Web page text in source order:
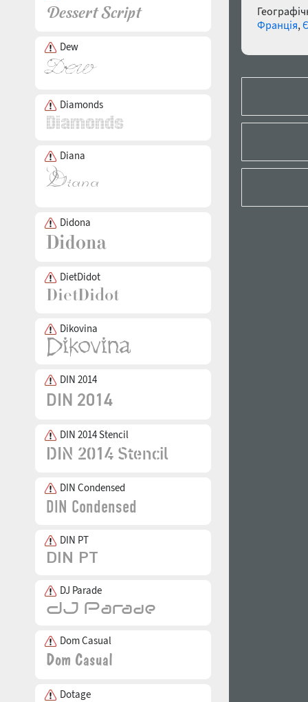
Dew
Diamonds
Diana
Didona
DietDidot
Dikovina
DIN 2014
DIN 2014 Stencil
DIN Condensed
DIN PT
DJ Parade
Dom Casual
Dotage
Франція,